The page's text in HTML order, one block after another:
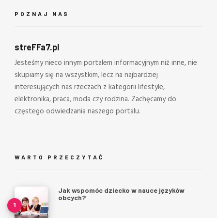
POZNAJ NAS
streFFa7.pl
Jesteśmy nieco innym portalem informacyjnym niż inne, nie
skupiamy się na wszystkim, lecz na najbardziej
interesujących nas rzeczach z kategorii lifestyle,
elektronika, praca, moda czy rodzina. Zachęcamy do
częstego odwiedzania naszego portalu.
WARTO PRZECZYTAĆ
Jak wspomóc dziecko w nauce języków
obcych?